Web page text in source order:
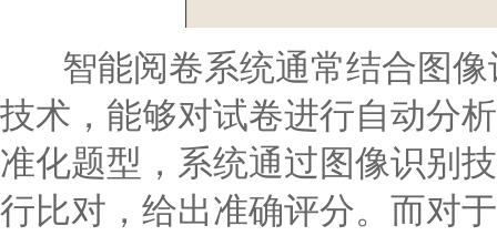
智能阅卷系统通常结合图像
技术，能够对试卷进行自动分
准化题型，系统通过图像识别
行比对，给出准确评分。而对